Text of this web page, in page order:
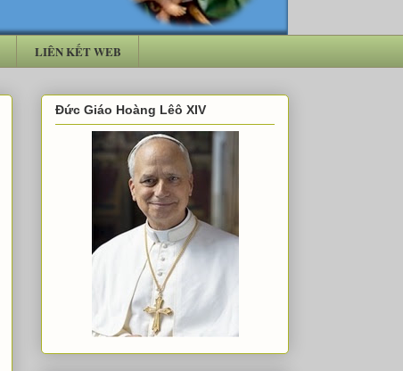
LIÊN KẾT WEB
Đức Giáo Hoàng Lêô XIV